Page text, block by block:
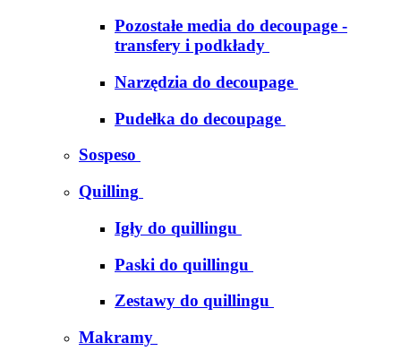
Pozostałe media do decoupage -
transfery i podkłady
Narzędzia do decoupage
Pudełka do decoupage
Sospeso
Quilling
Igły do quillingu
Paski do quillingu
Zestawy do quillingu
Makramy